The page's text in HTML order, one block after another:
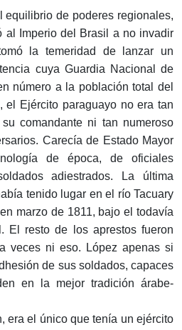
equilibrio de poderes regionales,
al Imperio del Brasil a no invadir
la temeridad de lanzar un
cuya Guardia Nacional de
número a la población total del
el Ejército paraguayo no era tan
comandante ni tan numeroso
Carecía de Estado Mayor
de época, de oficiales
adiestrados. La última
tenido lugar en el río Tacuary
marzo de 1811, bajo el todavía
El resto de los aprestos fueron
veces ni eso. López apenas si
de sus soldados, capaces
en la mejor tradición árabe-
era el único que tenía un ejército